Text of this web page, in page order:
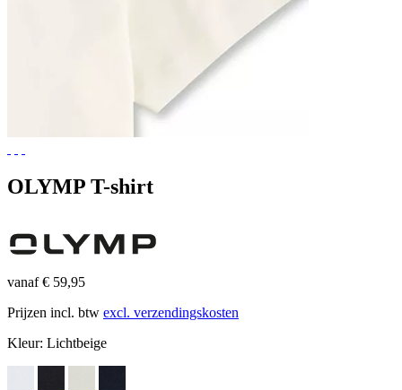
OLYMP T-shirt
vanaf € 59,95
Prijzen incl. btw excl. verzendingskosten
Kleur: Lichtbeige